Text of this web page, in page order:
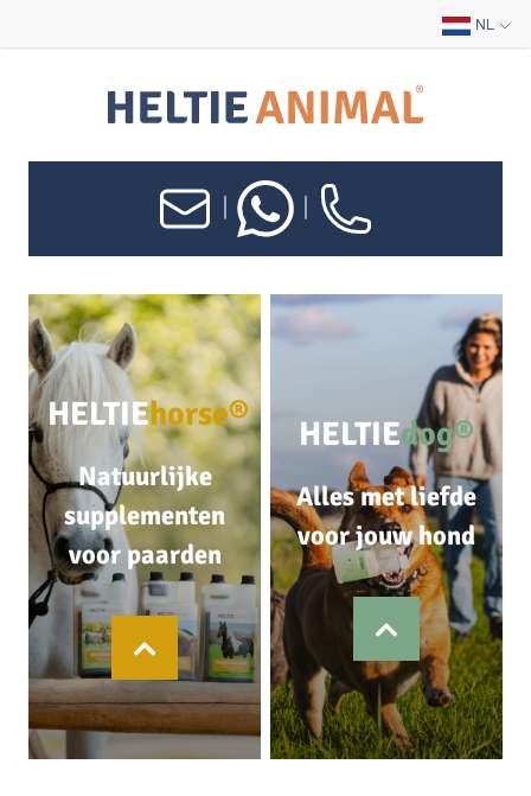
NL
HELTIEhorse®
Natuurlijke
supplementen
voor paarden
HELTIEdog®
Alles met liefde
voor jouw hond